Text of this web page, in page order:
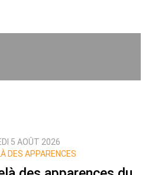
5 AOÛT 2026
DES APPARENCES